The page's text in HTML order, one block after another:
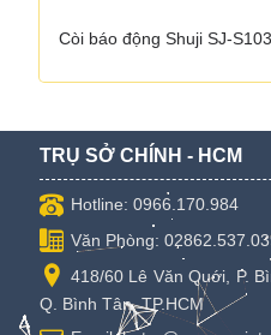
Còi báo động Shuji SJ-S103
TRỤ SỞ CHÍNH - HCM
Hotline: 0966.170.984
Văn Phòng:
418/60 Lê Văn Quới, P.
Q. Bình Tân, TP.HCM